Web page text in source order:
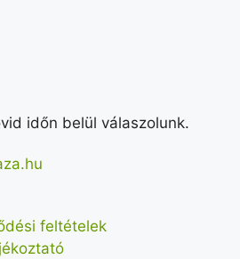
időn belül válaszolunk.
feltételek